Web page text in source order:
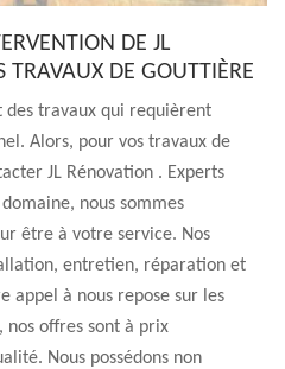
DE JL
TRAVAUX DE GOUTTIÈRE
des travaux qui requièrent
Alors, pour vos travaux de
JL Rénovation . Experts
nous sommes
être à votre service. Nos
entretien, réparation et
appel à nous repose sur les
offres sont à prix
Nous possédons non